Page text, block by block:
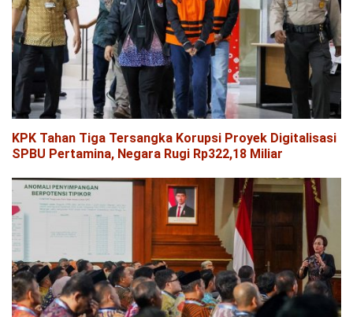
KPK Tahan Tiga Tersangka Korupsi Proyek Digitalisasi
SPBU Pertamina, Negara Rugi Rp322,18 Miliar